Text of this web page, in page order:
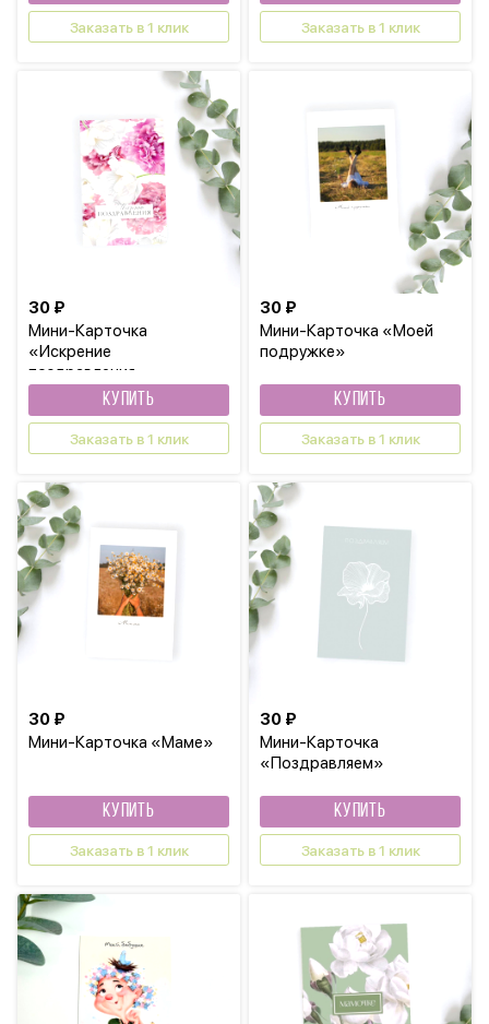
Заказать в 1 клик Заказать в 1 клик
Мини-Карточка
«Искрение
поздравления»
30 ₽
КУПИТЬ
Заказать в 1 клик
Мини-Карточка «Моей
подружке»
30 ₽
КУПИТЬ
Заказать в 1 клик
Мини-Карточка «Маме»
30 ₽
КУПИТЬ
Заказать в 1 клик
Мини-Карточка
«Поздравляем»
30 ₽
КУПИТЬ
Заказать в 1 клик